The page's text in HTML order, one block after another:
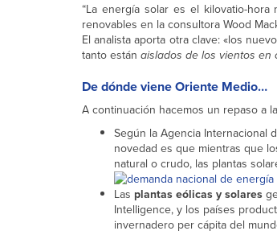
“La energía solar es el kilovatio-
renovables en la consultora Wood
El analista aporta otra clave: «los
tanto están aislados de los vientos en
De dónde viene Oriente Medio…
A continuación hacemos un repaso a la
Según la Agencia Internacional
novedad es que mientras que
natural o crudo, las plantas
Las plantas eólicas y solares
Intelligence, y los países
invernadero per cápita del